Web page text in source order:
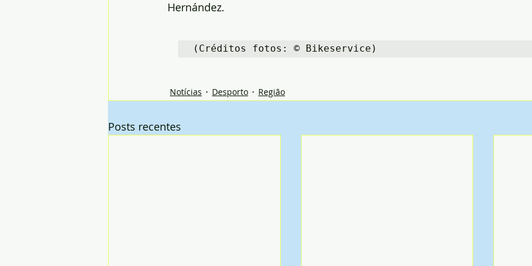
Hernández.
(Créditos fotos: © Bikeservice)
Notícias Desporto Região
Posts recentes